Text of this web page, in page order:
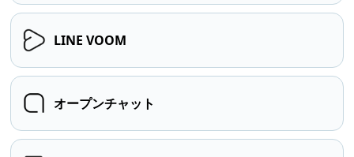
LINE VOOM
オープンチャット